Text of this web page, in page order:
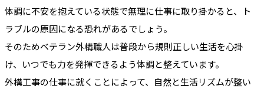
体調に不安を抱えている状態で無理に仕事に取り掛かると、ト
ラブルの原因になる恐れがあるでしょう。
そのためベテラン外構職人は普段から規則正しい生活を心掛
け、いつでも力を発揮できるよう体調と整えています。
外構工事の仕事に就くことによって、自然と生活リズムが整い